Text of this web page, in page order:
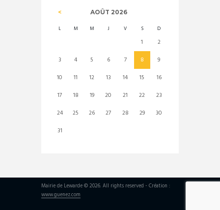
AOÛT 2026
L M M J V S D
1
2
3
4 5 6 7 8
9
10
11 12 13 14 15
16
17
18 19 20 21 22
23
24
25 26 27 28 29
30
31
Mairie de Lewarde © 2026. All rights reserved - Création :
www.guenez.com